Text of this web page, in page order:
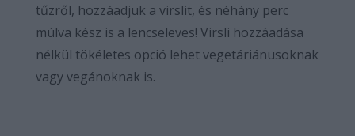
tűzről, hozzáadjuk a virslit, és néhány perc
múlva kész is a lencseleves! Virsli hozzáadása
nélkül tökéletes opció lehet vegetáriánusoknak
vagy vegánoknak is.